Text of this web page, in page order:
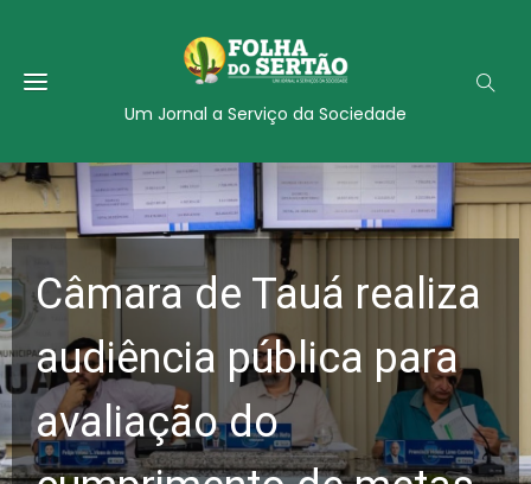
Um Jornal a Serviço da Sociedade
Câmara de Tauá realiza
audiência pública para
avaliação do